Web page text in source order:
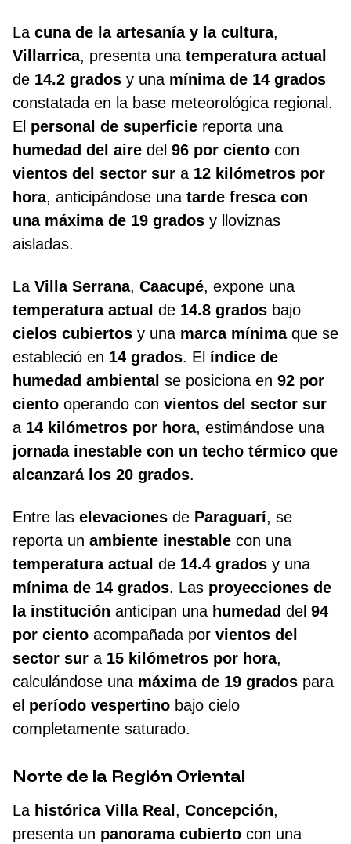
La cuna de la artesanía y la cultura,
Villarrica, presenta una temperatura actual
de 14.2 grados y una mínima de 14 grados
constatada en la base meteorológica regional.
El personal de superficie reporta una
humedad del aire del 96 por ciento con
vientos del sector sur a 12 kilómetros por
hora, anticipándose una tarde fresca con
una máxima de 19 grados y lloviznas
aisladas.
La Villa Serrana, Caacupé, expone una
temperatura actual de 14.8 grados bajo
cielos cubiertos y una marca mínimaque se
estableció en 14 grados. El índice de
humedad ambiental se posiciona en 92 por
ciento operando con vientos del sector sur
a 14 kilómetros por hora, estimándose una
jornada inestable con un techo térmico que
alcanzará los 20 grados.
Entre las elevaciones de Paraguarí, se
reporta un ambiente inestable con una
temperatura actual de 14.4 grados y una
mínima de 14 grados. Las proyecciones de
la institución anticipan una humedad del 94
por ciento acompañada por vientos del
sector sur a 15 kilómetros por hora,
calculándose una máxima de 19 grados para
el período vespertino bajo cielo
completamente saturado.
Norte de la Región Oriental
La histórica Villa Real , Concepción,
presenta un panorama cubierto con una